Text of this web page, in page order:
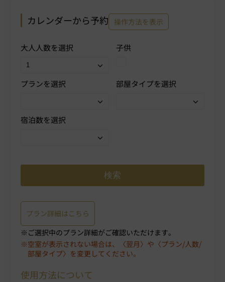
カレンダーから予約 操作方法を表示
大人人数を選択 子供
プランを選択 部屋タイプを選択
宿泊数を選択
プラン詳細はこちら
ご選択中のプラン詳細がご確認いただけます。
空室が表示されない場合は、〈翌月〉や〈プラン/人数/
部屋タイプ〉を変更してください。
使用方法について